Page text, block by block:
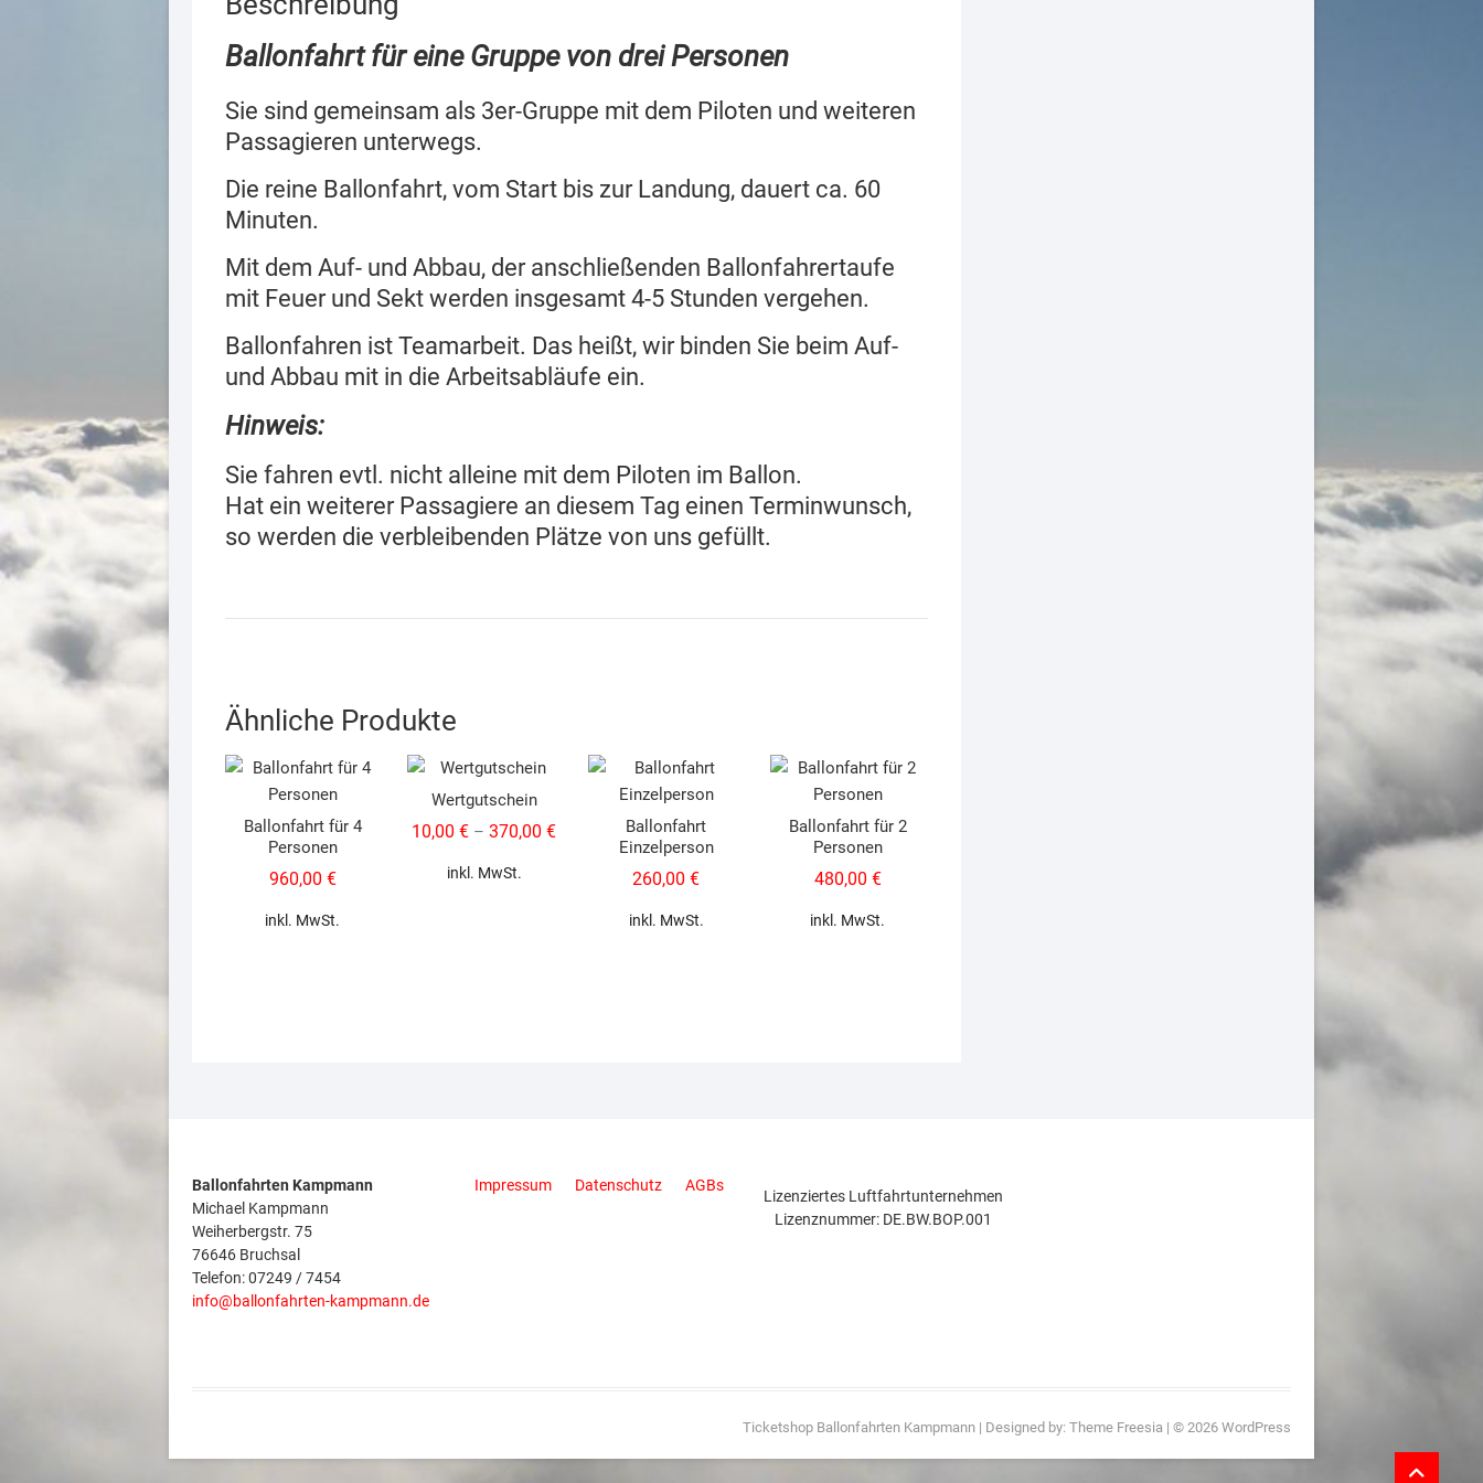
Ballonfahrt für eine Gruppe von drei Personen
Sie sind gemeinsam als 3er-Gruppe mit dem Piloten und weiteren
Passagieren unterwegs.
Die reine Ballonfahrt, vom Start bis zur Landung, dauert ca. 60
Minuten.
Mit dem Auf- und Abbau, der anschließenden Ballonfahrertaufe
mit Feuer und Sekt werden insgesamt 4-5 Stunden vergehen.
Ballonfahren ist Teamarbeit. Das heißt, wir binden Sie beim Auf-
und Abbau mit in die Arbeitsabläufe ein.
Hinweis:
Sie fahren evtl. nicht alleine mit dem Piloten im Ballon.
Hat ein weiterer Passagiere an diesem Tag einen Terminwunsch,
so werden die verbleibenden Plätze von uns gefüllt.
Ähnliche Produkte
Ballonfahrt für 4
Personen
960,00 €
inkl. MwSt.
Wertgutschein
10,00€ –370,00€
inkl. MwSt.
Ballonfahrt
Einzelperson
260,00€
inkl. MwSt.
Ballonfahrt für 2
Personen
480,00 €
inkl. MwSt.
Ballonfahrten Kampmann
Michael Kampmann
Weiherbergstr. 75
76646 Bruchsal
Telefon: 07249 / 7454
info@ballonfahrten-kampmann.de
Impressum Datenschutz AGBs
Lizenziertes Luftfahrtunternehmen
Lizenznummer: DE.BW.BOP.001
Ticketshop Ballonfahrten Kampmann | Designed by:Theme Freesia | © 2026WordPress